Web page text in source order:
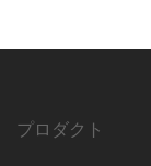
プロダクト